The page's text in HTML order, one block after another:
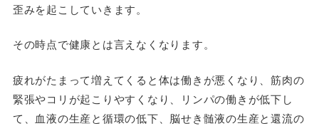
歪みを起こしていきます。
その時点で健康とは言えなくなります。
疲れがたまって増えてくると体は働きが悪くなり、筋肉の
緊張やコリが起こりやすくなり、リンパの働きが低下し
て、血液の生産と循環の低下、脳せき髄液の生産と還流の